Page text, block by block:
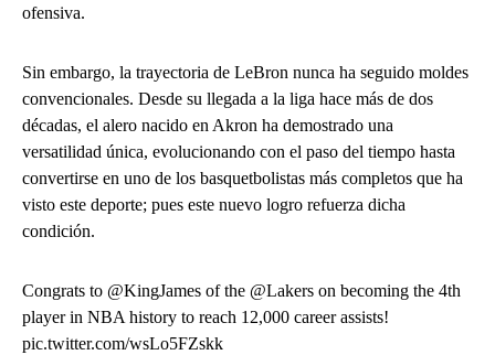
ofensiva.
Sin embargo, la trayectoria de LeBron nunca ha seguido moldes
convencionales. Desde su llegada a la liga hace más de dos
décadas, el alero nacido en Akron ha demostrado una
versatilidad única, evolucionando con el paso del tiempo hasta
convertirse en uno de los basquetbolistas más completos que ha
visto este deporte; pues este nuevo logro refuerza dicha
condición.
Congrats to @KingJames of the @Lakers on becoming the 4th
player in NBA history to reach 12,000 career assists!
pic.twitter.com/wsLo5FZskk